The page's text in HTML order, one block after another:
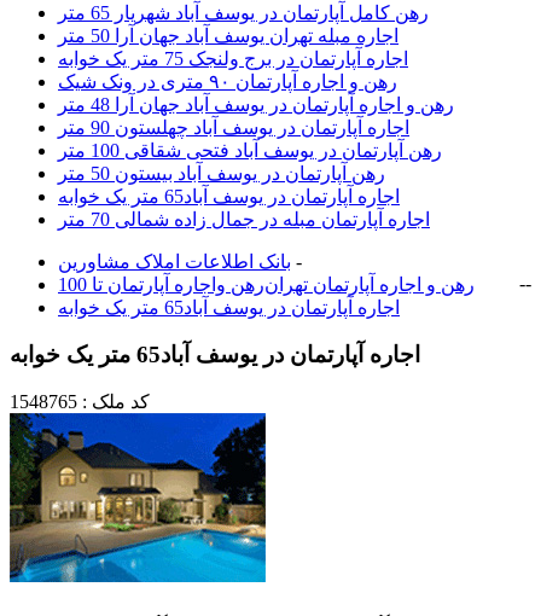
رهن کامل آپارتمان در یوسف آباد شهریار 65 متر
اجاره مبله تهران یوسف آباد جهان آرا 50 متر
اجاره آپارتمان در برج ولنجک 75 متر یک خوابه
رهن و اجاره آپارتمان ۹۰ متری در ونک شیک
رهن و اجاره آپارتمان در یوسف آباد جهان آرا 48 متر
اجاره آپارتمان در یوسف آباد چهلستون 90 متر
رهن آپارتمان در یوسف آباد فتحی شقاقی 100 متر
رهن آپارتمان در یوسف آباد بیستون 50 متر
اجاره آپارتمان در یوسف آباد65 متر یک خوابه
اجاره آپارتمان مبله در جمال زاده شمالی 70 متر
بانک اطلاعات املاک مشاورين -
رهن و اجاره آپارتمان تهران
- رهن واجاره آپارتمان تا 100
-
اجاره آپارتمان در یوسف آباد65 متر یک خوابه
اجاره آپارتمان در یوسف آباد65 متر یک خوابه
کد ملک : 1548765